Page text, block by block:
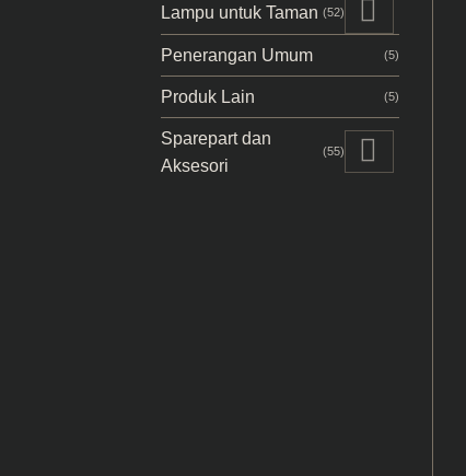
Lampu untuk Taman (52)
Penerangan Umum (5)
Produk Lain (5)
Sparepart dan
Aksesori
(55)